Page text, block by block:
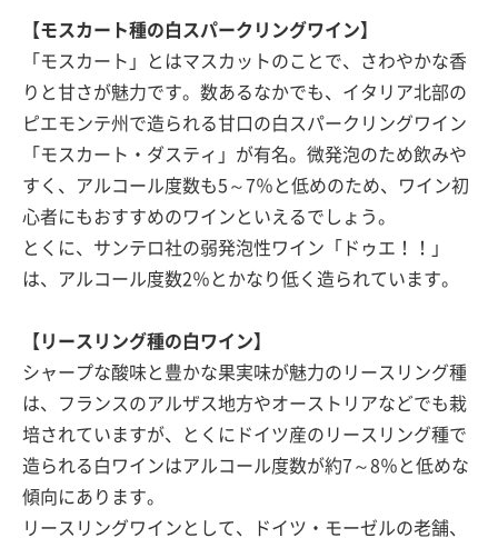
【モスカート種の白スパークリングワイン】
「モスカート」とはマスカットのことで、さわやかな香
りと甘さが魅力です。数あるなかでも、イタリア北部の
ピエモンテ州で造られる甘口の白スパークリングワイン
「モスカート・ダスティ」が有名。微発泡のため飲みや
すく、アルコール度数も5～7％と低めのため、ワイン初
心者にもおすすめのワインといえるでしょう。
とくに、サンテロ社の弱発泡性ワイン「ドゥエ！！」
は、アルコール度数2％とかなり低く造られています。
【リースリング種の白ワイン】
シャープな酸味と豊かな果実味が魅力のリースリング種
は、フランスのアルザス地方やオーストリアなどでも栽
培されていますが、とくにドイツ産のリースリング種で
造られる白ワインはアルコール度数が約7～8％と低めな
傾向にあります。
リースリングワインとして、ドイツ・モーゼルの老舗、